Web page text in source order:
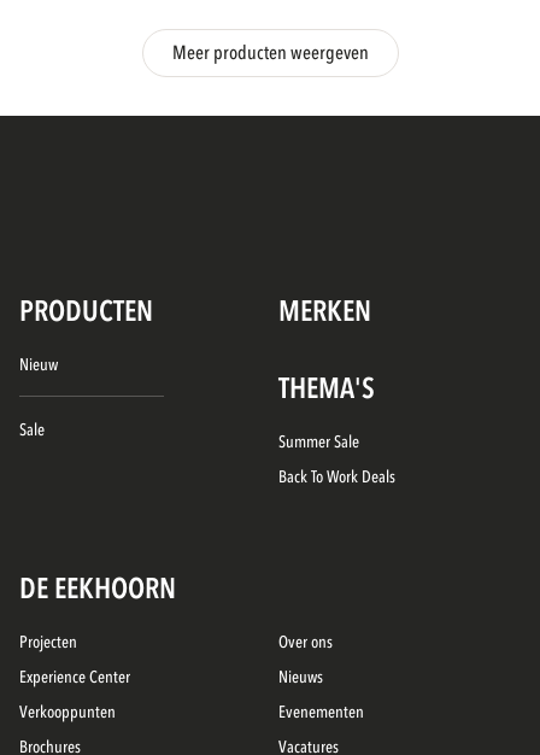
Meer producten weergeven
PRODUCTEN MERKEN
Nieuw
Sale
THEMA'S
Summer Sale
Back To Work Deals
DE EEKHOORN
Projecten
Experience Center
Verkooppunten
Brochures
Over ons
Nieuws
Evenementen
Vacatures